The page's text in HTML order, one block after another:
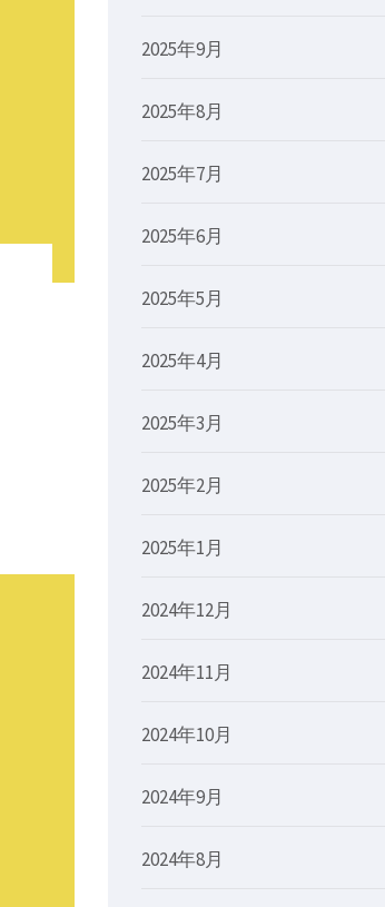
2025年9月
2025年8月
2025年7月
2025年6月
2025年5月
2025年4月
2025年3月
2025年2月
2025年1月
2024年12月
2024年11月
2024年10月
2024年9月
2024年8月